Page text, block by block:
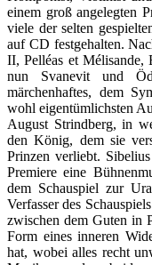
einem groß angelegten
viele der selten
auf CD festgehalten.
II, Pelléas et Mélisande,
nun Svanevit und
märchenhaftes, dem
wohl eigentümlichsten
August Strindberg, in
den König, dem sie
Prinzen verliebt.
Premiere eine
dem Schauspiel zur
Verfasser des
zwischen dem Guten in
Form eines inneren
hat, wobei alles recht